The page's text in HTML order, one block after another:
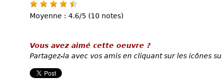
Moyenne : 4.6/5 (10 notes)
Vous avez aimé cette oeuvre ?
Partagez-la avec vos amis en cliquant sur les icônes